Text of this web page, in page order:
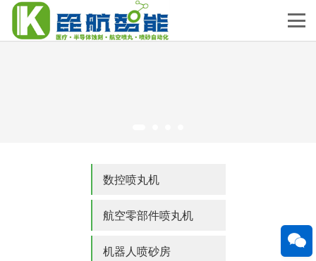
数控喷丸机
航空零部件喷丸机
机器人喷砂房